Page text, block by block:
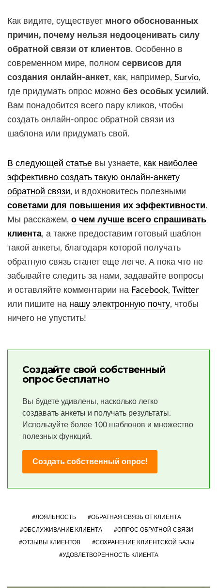
Как видите, существует много обоснованных
причин, почему нельзя недооценивать силу
обратной связи от клиентов. Особенно в
современном мире, полном сервисов для
создания онлайн-анкет, как, например, Survio,
где придумать опрос можно без особых усилий.
Вам понадобится всего пару кликов, чтобы
создать онлайн-опрос обратной связи из
шаблона или придумать свой.
В следующей статье вы узнаете, как наиболее
эффективно создать такую онлайн-анкету
обратной связи, и вдохновитесь полезными
советами для повышения их эффективности.
Мы расскажем, о чем лучше всего спрашивать
клиента, а также предоставим готовый шаблон
такой анкеты, благодаря которой получать
обратную связь станет еще легче. А пока что не
забывайте следить за нами, задавайте вопросы
и оставляйте комментарии на Facebook, Twitter
или пишите на нашу электронную почту, чтобы
ничего не упустить!
Создайте свой собственный
опрос бесплатно
Вы будете удивлены, насколько легко
создавать анкеты и получать результаты.
Используйте более 100 шаблонов и множество
полезных функций.
Создать собственный опрос!
ЛОЯЛЬНОСТЬ ОБРАТНАЯ СВЯЗЬ ОТ КЛИЕНТА
ОБСЛУЖИВАНИЕ КЛИЕНТА ОПРОС ОБРАТНОЙ СВЯЗИ
ОТЗЫВЫ КЛИЕНТОВ СОХРАНЕНИЕ КЛИЕНТСКОЙ БАЗЫ
УДОВЛЕТВОРЕННОСТЬ КЛИЕНТА